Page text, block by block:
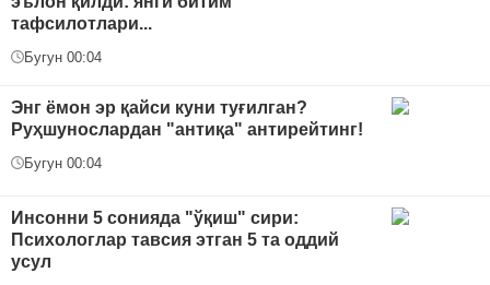
тафсилотлари...
Бугун 00:04
Энг ёмон эр қайси куни туғилган?
Руҳшунослардан "антиқа" антирейтинг!
Бугун 00:04
Инсонни 5 сонияда "ўқиш" сири:
Психологлар тавсия этган 5 та оддий
усул